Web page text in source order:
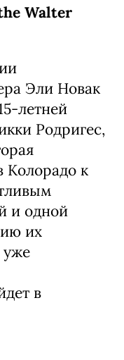
Walter
Эли Новак
летней
Родригес,
к
одной
их
в